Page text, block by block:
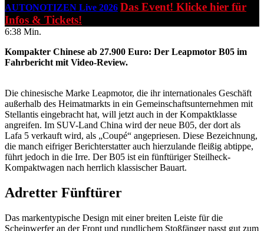
AUTONOTIZEN Live 2026 Das Event! Klicke hier für
Infos & Tickets!
6:38 Min.
Kompakter Chinese ab 27.900 Euro: Der Leapmotor B05 im
Fahrbericht mit Video-Review.
Die chinesische Marke Leapmotor, die ihr internationales Geschäft
außerhalb des Heimatmarkts in ein Gemeinschaftsunternehmen mit
Stellantis eingebracht hat, will jetzt auch in der Kompaktklasse
angreifen. Im SUV-Land China wird der neue B05, der dort als
Lafa 5 verkauft wird, als „Coupé“ angepriesen. Diese Bezeichnung,
die manch eifriger Berichterstatter auch hierzulande fleißig abtippe,
führt jedoch in die Irre. Der B05 ist ein fünftüriger Steilheck-
Kompaktwagen nach herrlich klassischer Bauart.
Adretter Fünftürer
Das markentypische Design mit einer breiten Leiste für die
Scheinwerfer an der Front und rundlichem Stoßfänger passt gut zum